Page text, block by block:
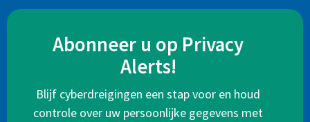
Abonneer u op Privacy
Alerts!
Blijf cyberdreigingen een stap voor en houd
controle over uw persoonlijke gegevens met